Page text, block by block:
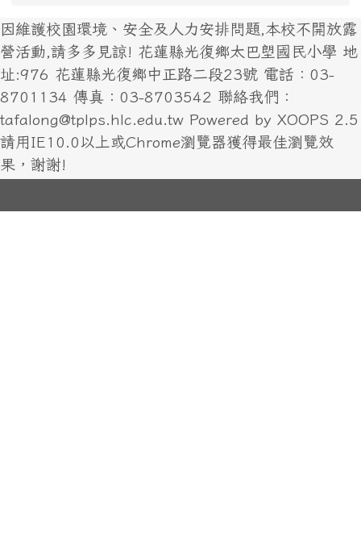
因維護校園環境、安全及人力安排問題,本校不開放露
營活動,請多多見諒! 花蓮縣光復鄉太巴塱國民小學 地
址:976 花蓮縣光復鄉中正路二段23號 電話：03-
8701134 傳真：03-8703542 聯絡我們：
tafalong@tplps.hlc.edu.tw Powered by XOOPS 2.5
請用IE10.0以上或Chrome瀏覽器獲得最佳瀏覽效
果，謝謝!